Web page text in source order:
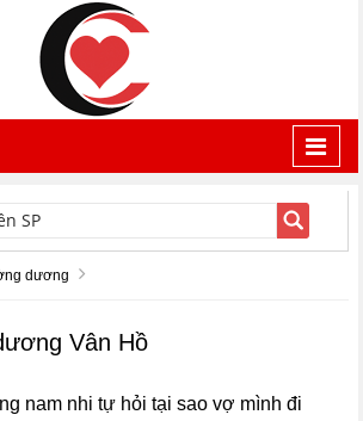
dương
Vân Hồ
nam nhi tự hỏi tại sao vợ mình đi